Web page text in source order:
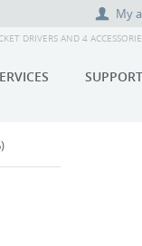
My
DRIVERS AND 4
SUPPORT